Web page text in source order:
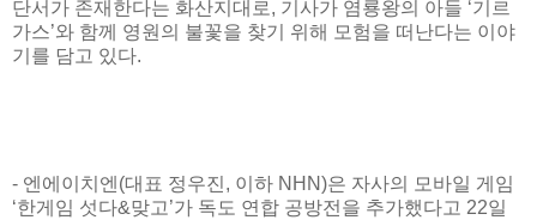
단서가 존재한다는 화산지대로, 기사가 염룡왕의 아들 ‘기르
가스’와 함께 영원의 불꽃을 찾기 위해 모험을 떠난다는 이야
기를 담고 있다.
- 엔에이치엔(대표 정우진, 이하 NHN)은 자사의 모바일 게임
‘한게임 섯다&맞고’가 독도 연합 공방전을 추가했다고 22일